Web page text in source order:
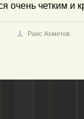
очень четким и
Раис Ахметов